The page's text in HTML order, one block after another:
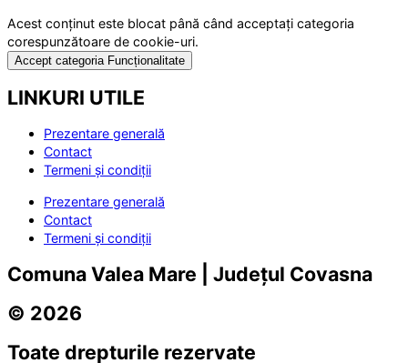
Acest conținut este blocat până când acceptați categoria
corespunzătoare de cookie-uri.
Accept categoria Funcționalitate
LINKURI UTILE
Prezentare generală
Contact
Termeni și condiții
Prezentare generală
Contact
Termeni și condiții
Comuna Valea Mare | Județul Covasna
© 2026
Toate drepturile rezervate